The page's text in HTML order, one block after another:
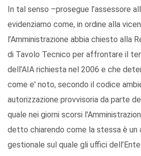
In tal senso –prosegue l’assessore
evidenziamo come, in ordine alla
l’Amministrazione abbia chiesto alla
di Tavolo Tecnico per affrontare il
dell’AIA richiesta nel 2006 e che
come e' noto, secondo il codice
autorizzazione provvisoria da parte
quale nei giorni scorsi
detto chiarendo come la stessa è
gestionale sul quale gli uffici